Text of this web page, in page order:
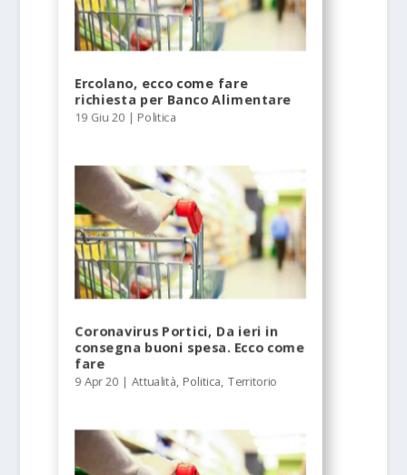
Ercolano, ecco come fare
richiesta per Banco Alimentare
19 Giu 20 | Politica
Coronavirus Portici, Da ieri in
consegna buoni spesa. Ecco come
fare
9 Apr 20 |Attualità, Politica, Territorio